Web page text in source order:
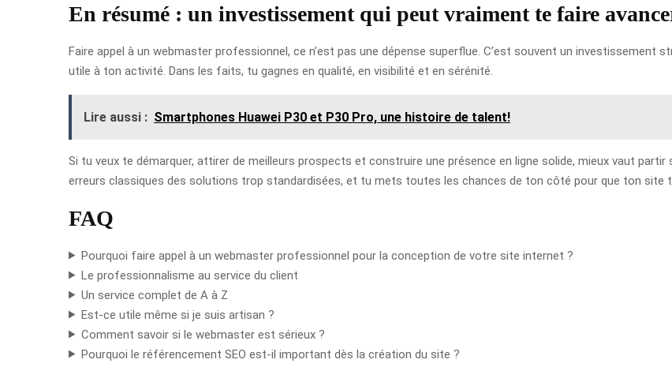
En résumé : un investissement qui peut vraiment te faire
Faire appel à un webmaster professionnel, ce n’est pas une dépense superflue. C’est souvent un investissement
utile à ton activité. Dans les faits, tu gagnes en qualité, en visibilité et en sérénité.
Lire aussi : Smartphones Huawei P30 et P30 Pro, une histoire de talent!
Si tu veux te démarquer, attirer de meilleurs prospects et construire une présence en ligne solide, mieux vaut
erreurs classiques des solutions trop standardisées, et tu mets toutes les chances de ton côté pour que ton site
FAQ
Pourquoi faire appel à un webmaster professionnel pour la conception de votre site internet ?
Le professionnalisme au service du client
Un service complet de A à Z
Est-ce utile même si je suis artisan ?
Comment savoir si le webmaster est sérieux ?
Pourquoi le référencement SEO est-il important dès la création du site ?